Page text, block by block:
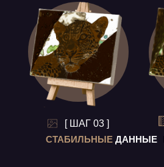
СТАБИЛЬНЫЕ ДАННЫЕ
[ ШАГ 03 ]